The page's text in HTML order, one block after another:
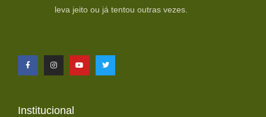
leva jeito ou já tentou outras vezes.
Institucional